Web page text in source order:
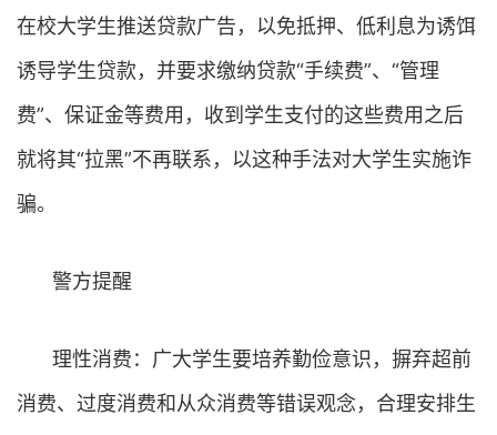
在校大学生推送贷款广告，以免抵押、低利息为诱饵
诱导学生贷款，并要求缴纳贷款“手续费”、“管理
费”、保证金等费用，收到学生支付的这些费用之后
就将其“拉黑”不再联系，以这种手法对大学生实施诈
骗。
警方提醒
理性消费：广大学生要培养勤俭意识，摒弃超前
消费、过度消费和从众消费等错误观念，合理安排生